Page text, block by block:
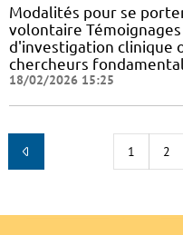
Modalités pour se
volontaire
d'investigation clinique
chercheurs
18/02/2026 15:25
1 2